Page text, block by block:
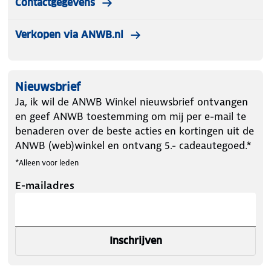
Contactgegevens
Verkopen via ANWB.nl
Nieuwsbrief
Ja, ik wil de ANWB Winkel nieuwsbrief ontvangen
en geef ANWB toestemming om mij per e-mail te
benaderen over de beste acties en kortingen uit de
ANWB (web)winkel en ontvang 5.- cadeautegoed.*
*Alleen voor leden
E-mailadres
Inschrijven